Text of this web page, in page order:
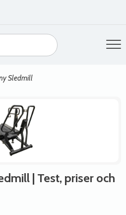
Sledmill
| Test, priser och